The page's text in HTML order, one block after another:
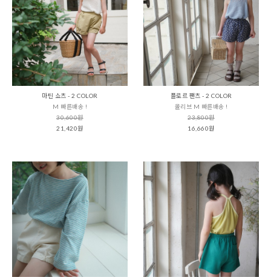
마틴 쇼츠 - 2 COLOR
M 빠른배송 !
30,600원
21,420원
플로르 팬츠 - 2 COLOR
올리브 M 빠른배송 !
23,800원
16,660원